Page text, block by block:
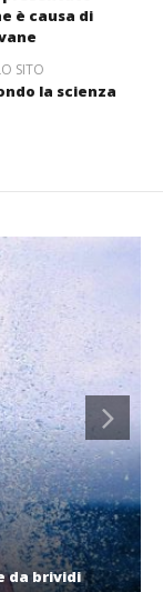
è causa di
SITO
la scienza
da brividi